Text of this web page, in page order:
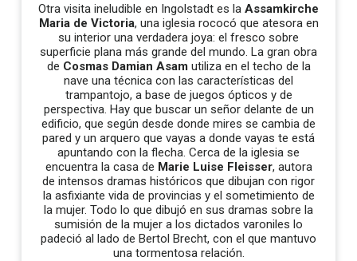
Otra visita ineludible en Ingolstadt es la Assamkirche
Maria de Victoria, una iglesia rococó que atesora en
su interior una verdadera joya: el fresco sobre
superficie plana más grande del mundo. La gran obra
de Cosmas Damian Asamutiliza en el techo de la
nave una técnica con las características del
trampantojo, a base de juegos ópticos y de
perspectiva. Hay que buscar un señor delante de un
edificio, que según desde donde mires se cambia de
pared y un arquero que vayas a donde vayas te está
apuntando con la flecha. Cerca de la iglesia se
encuentra la casa de Marie Luise Fleisser, autora
de intensos dramas históricos que dibujan con rigor
la asfixiante vida de provincias y el sometimiento de
la mujer. Todo lo que dibujó en sus dramas sobre la
sumisión de la mujer a los dictados varoniles lo
padeció al lado de Bertol Brecht, con el que mantuvo
una tormentosa relación.